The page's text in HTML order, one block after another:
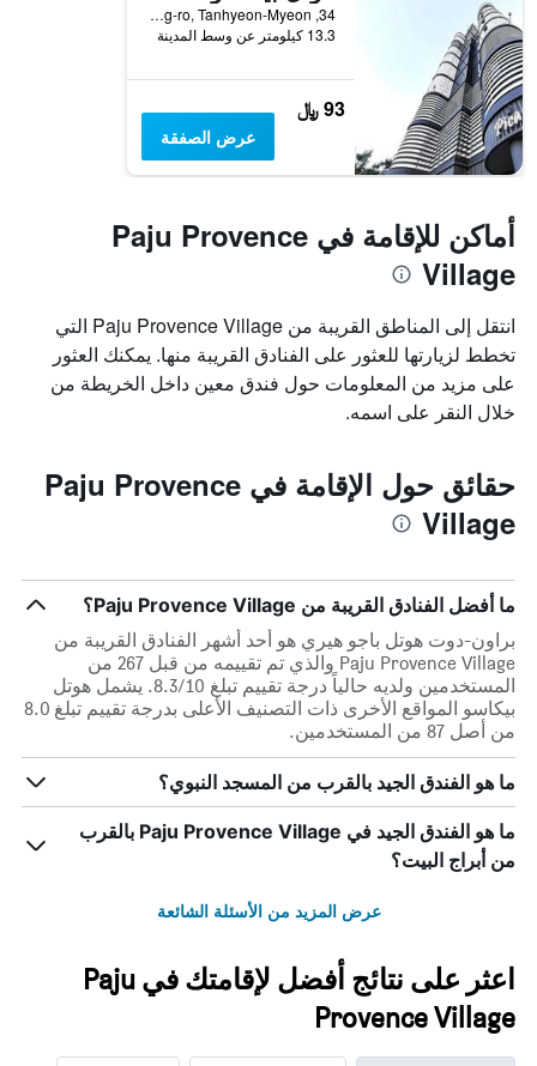
34, Seongdong-ro, Tanhyeon-Myeon, باجو, كوريا الجنوبية
13.3 كيلومتر عن وسط المدينة
93 ﷼
عرض الصفقة
أماكن للإقامة في Paju Provence
Village
انتقل إلى المناطق القريبة من Paju Provence Village التي
تخطط لزيارتها للعثور على الفنادق القريبة منها. يمكنك العثور
على مزيد من المعلومات حول فندق معين داخل الخريطة من
خلال النقر على اسمه.
حقائق حول الإقامة في Paju Provence
Village
ما أفضل الفنادق القريبة من Paju Provence Village؟
براون-دوت هوتل باجو هيري هو أحد أشهر الفنادق القريبة من
Paju Provence Village والذي تم تقييمه من قبل 267 من
المستخدمين ولديه حالياً درجة تقييم تبلغ 8.3/10. يشمل هوتل
بيكاسو المواقع الأخرى ذات التصنيف الأعلى بدرجة تقييم تبلغ 8.0
من أصل 87 من المستخدمين.
ما هو الفندق الجيد بالقرب من المسجد النبوي؟
ما هو الفندق الجيد في Paju Provence Village بالقرب
من أبراج البيت؟
عرض المزيد من الأسئلة الشائعة
اعثر على نتائج أفضل لإقامتك في Paju
Provence Village